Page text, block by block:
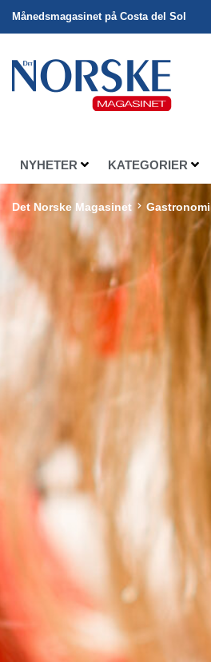
Månedsmagasinet på Costa del Sol
NYHETER KATEGORIER
Det Norske Magasinet Gastronomi